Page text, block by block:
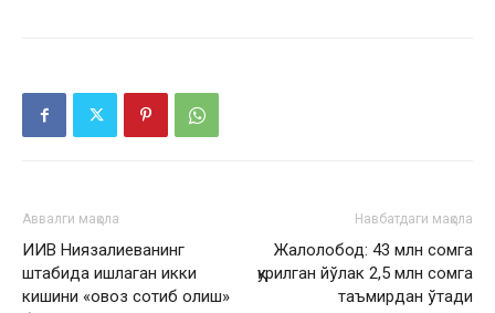
Аввалги мақола
ИИВ Ниязалиеванинг
штабида ишлаган икки
кишини «овоз сотиб олиш»
Навбатдаги мақола
Жалолобод: 43 млн сомга
қурилган йўлак 2,5 млн сомга
таъмирдан ўтади